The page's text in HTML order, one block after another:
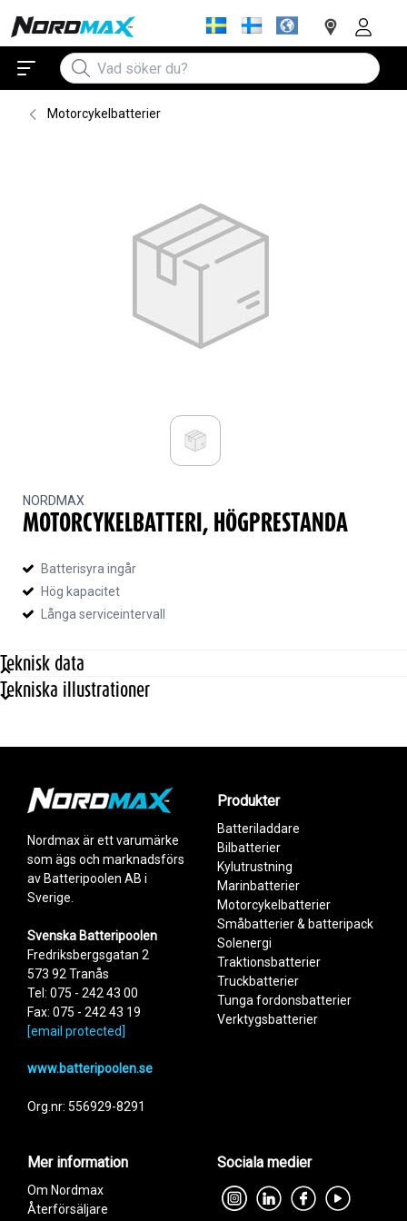
Motorcykelbatterier
NORDMAX
MOTORCYKELBATTERI, HÖGPRESTANDA
Batterisyra ingår
Hög kapacitet
Långa serviceintervall
Teknisk data
Celltyp
Gallerplatta
Polställning
- +
Poltyp
Mått
56 mm
Höjd
110 mm
Längd
98 mm
Vikt
1,27 kg
Tekniska illustrationer
Produkt
LB3L-A
LB3L-B
LB5L-B
LB9-B
LB10L-A2
LB12A-A
LB12A-B
LB14L-A2
Add to existing cart row Add as new cart row
Nordmax är ett varumärke
som ägs och marknadsförs
av Batteripoolen AB i
Sverige.
Svenska Batteripoolen
Fredriksbergsgatan 2
573 92 Tranås
Tel: 075 - 242 43 00
Fax: 075 - 242 43 19
[email protected]
www.batteripoolen.se
Org.nr: 556929-8291
Produkter
Batteriladdare
Bilbatterier
Kylutrustning
Marinbatterier
Motorcykelbatterier
Småbatterier & batteripack
Solenergi
Traktionsbatterier
Truckbatterier
Tunga fordonsbatterier
Verktygsbatterier
Mer information
Om Nordmax
Återförsäljare
Sociala medier